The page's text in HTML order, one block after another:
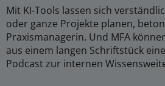
Mit KI-Tools lassen sich
oder ganze Projekte planen,
Praxismanagerin. Und MFA
aus einem langen Schriftstück
Podcast zur internen